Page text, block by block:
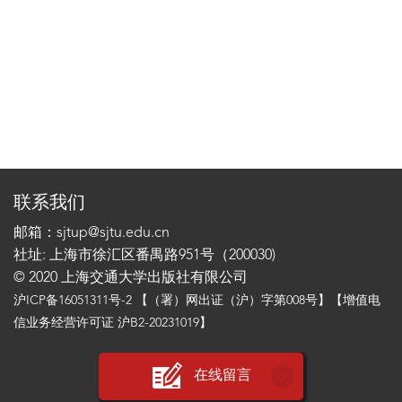
联系我们
邮箱：sjtup@sjtu.edu.cn
社址: 上海市徐汇区番禺路951号（200030)
© 2020 上海交通大学出版社有限公司
沪ICP备16051311号-2 【（署）网出证（沪）字第008号】【增值电
信业务经营许可证 沪B2-20231019】
在线留言